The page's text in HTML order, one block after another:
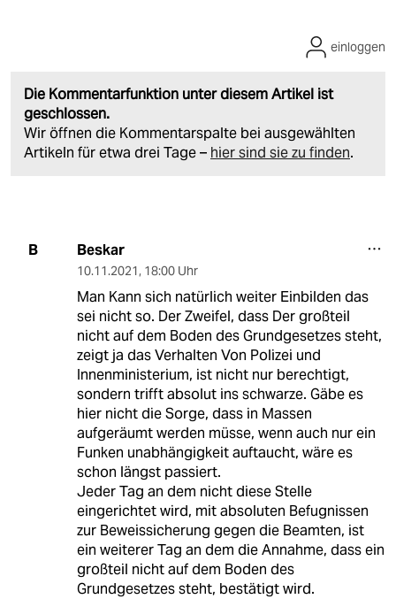
Die Kommentarfunktion unter diesem Artikel ist
geschlossen.
Wir öffnen die Kommentarspalte bei ausgewählten
Artikeln für etwa drei Tage – hier sind sie zu finden.
einloggen
B Beskar
10.11.2021, 18:00 Uhr
Man Kann sich natürlich weiter Einbilden das
sei nicht so. Der Zweifel, dass Der großteil
nicht auf dem Boden des Grundgesetzes steht,
zeigt ja das Verhalten Von Polizei und
Innenministerium, ist nicht nur berechtigt,
sondern trifft absolut ins schwarze. Gäbe es
hier nicht die Sorge, dass in Massen
aufgeräumt werden müsse, wenn auch nur ein
Funken unabhängigkeit auftaucht, wäre es
schon längst passiert.
Jeder Tag an dem nicht diese Stelle
eingerichtet wird, mit absoluten Befugnissen
zur Beweissicherung gegen die Beamten, ist
ein weiterer Tag an dem die Annahme, dass ein
großteil nicht auf dem Boden des
Grundgesetzes steht, bestätigt wird.